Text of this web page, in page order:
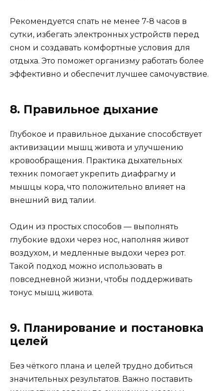
Рекомендуется спать не менее 7-8 часов в
сутки, избегать электронных устройств перед
сном и создавать комфортные условия для
отдыха. Это поможет организму работать более
эффективно и обеспечит лучшее самочувствие.
8. Правильное дыхание
Глубокое и правильное дыхание способствует
активизации мышц живота и улучшению
кровообращения. Практика дыхательных
техник помогает укрепить диафрагму и
мышцы кора, что положительно влияет на
внешний вид талии.
Один из простых способов — выполнять
глубокие вдохи через нос, наполняя живот
воздухом, и медленные выдохи через рот.
Такой подход можно использовать в
повседневной жизни, чтобы поддерживать
тонус мышц живота.
9. Планирование и постановка
целей
Без чёткого плана и целей трудно добиться
значительных результатов. Важно поставить